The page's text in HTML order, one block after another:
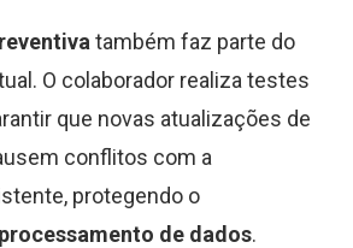
também faz parte do
O colaborador realiza testes
que novas atualizações de
conflitos com a
protegendo o
processamento de dados.